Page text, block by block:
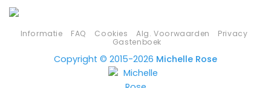
Informatie FAQ Cookies Alg. Voorwaarden
Privacy
Gastenboek
Copyright © 2015-2026 Michelle Rose